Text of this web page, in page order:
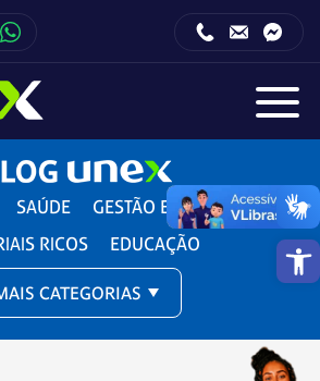
Barra
SAÚDE
GESTÃO E DIREITO
RICOS
EDUCAÇÃO
CATEGORIAS